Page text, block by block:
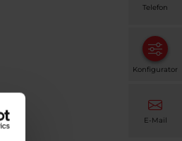
Telefon
Konfigurator
E-Mail